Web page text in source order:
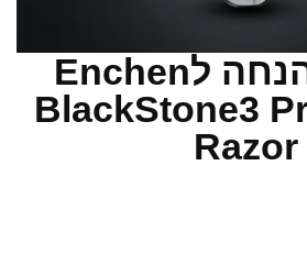
קופון הנחה לEnchen
BlackStone3